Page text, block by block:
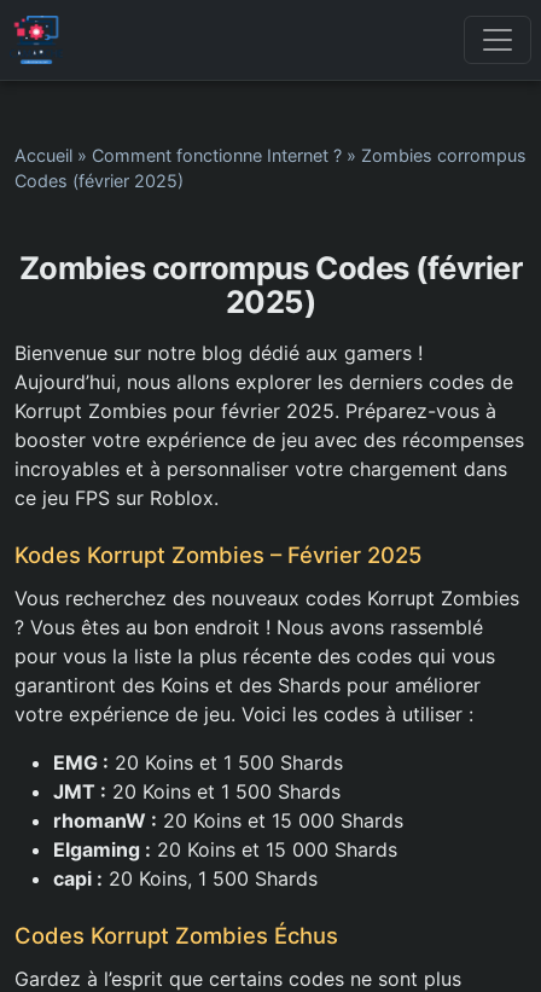
Accueil » Comment fonctionne Internet ? » Zombies corrompus
Codes (février 2025)
Zombies corrompus Codes (février
2025)
Bienvenue sur notre blog dédié aux gamers !
Aujourd’hui, nous allons explorer les derniers codes de
Korrupt Zombies pour février 2025. Préparez-vous à
booster votre expérience de jeu avec des récompenses
incroyables et à personnaliser votre chargement dans
ce jeu FPS sur Roblox.
Kodes Korrupt Zombies – Février 2025
Vous recherchez des nouveaux codes Korrupt Zombies
? Vous êtes au bon endroit ! Nous avons rassemblé
pour vous la liste la plus récente des codes qui vous
garantiront des Koins et des Shards pour améliorer
votre expérience de jeu. Voici les codes à utiliser :
EMG : 20 Koins et 1 500 Shards
JMT : 20 Koins et 1 500 Shards
rhomanW : 20 Koins et 15 000 Shards
Elgaming : 20 Koins et 15 000 Shards
capi : 20 Koins, 1 500 Shards
Codes Korrupt Zombies Échus
Gardez à l’esprit que certains codes ne sont plus